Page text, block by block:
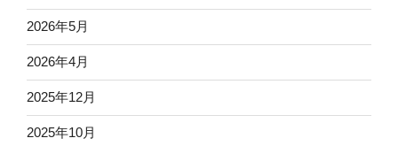
2026年5月
2026年4月
2025年12月
2025年10月